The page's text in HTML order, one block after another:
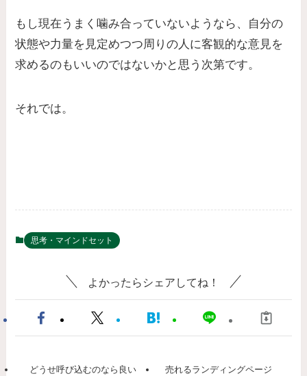
もし現在うまく噛み合っていないようなら、自分の
状態や力量を見定めつつ周りの人に客観的な意見を
求めるのもいいのではないかと思う次第です。
それでは。
思考・マインドセット
よかったらシェアしてね！
どうせ呼び込むのなら良い
売れるランディングページ